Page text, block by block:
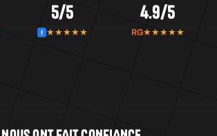
5/5
f ★★★★★
4.9/5
RG★★★★★